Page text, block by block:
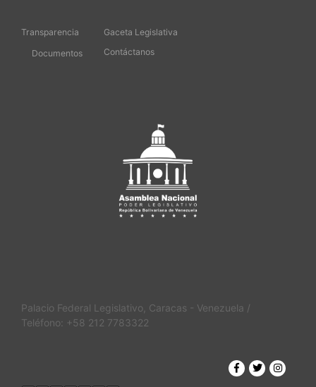
Transparencia
Documentos
Gaceta Legislativa
Contáctanos
Palacio Federal Legislativo, Caracas - Venezuela /
Teléfono: +58 212 7783322